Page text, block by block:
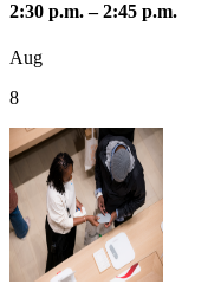
2:30 p.m.–2:45 p.m.
Aug
8